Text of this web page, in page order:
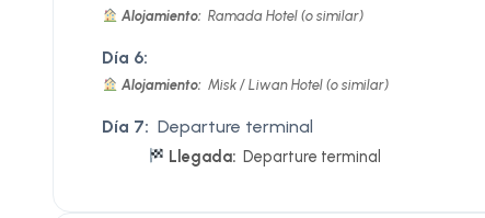
Alojamiento: Ramada Hotel (o similar)
Día 6:
Alojamiento: Misk / Liwan Hotel (o similar)
Día 7: Departure terminal
Llegada: Departure terminal